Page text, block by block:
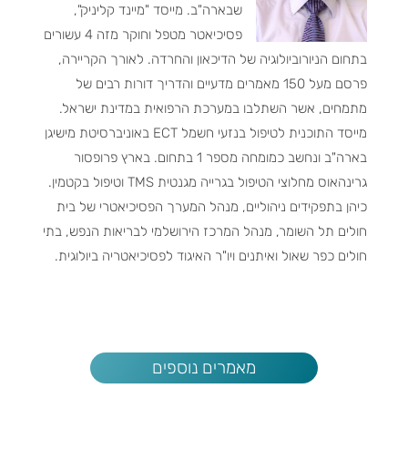
שבארה"ב. מייסד "מיינד קליניק",
פסיכיאטר מטפל וחוקר מזה 4 עשורים
בתחום הניורוביולוגיה של הדיכאון והחרדה. לאורך הקריירה,
פרסם מעל 150 מאמרים מדעיים והדריך דורות רבים של
מתמחים, אשר השתלבו במערכת הרפואית במדינת ישראל.
מייסד התוכנית לטיפול בנזעי חשמל ECT באוניברסיטת מישיגן
בארה"ב ונחשב כמומחה מספר 1 בתחום. בארץ פרופסור
גרינהאוס מחלוצי הטיפול בגרייה מגנטית TMS וטיפול בקטמין.
כיהן בתפקידים ניהוליים, מנהל המערך הפסיכיאטרי של בית
חולים תל השומר, מנהל המרכז הירושלמי לבריאות הנפש, בתי
חולים כפר שאול ואיתנים ויו"ר האיגוד לפסיכיאטריה ביולוגית.
מאמרים נוספים